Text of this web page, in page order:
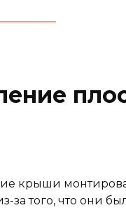
крыши
за того, что они